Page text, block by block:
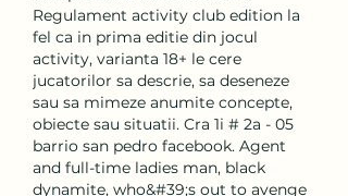
Regulament activity club edition la
fel ca in prima editie din jocul
activity, varianta 18+ le cere
jucatorilor sa descrie, sa deseneze
sau sa mimeze anumite concepte,
obiecte sau situatii. Cra 1i # 2a - 05
barrio san pedro facebook. Agent
and full-time ladies man, black
dynamite, who&#39;s out to avenge